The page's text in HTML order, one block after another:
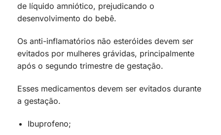
de líquido amniótico, prejudicando o
desenvolvimento do bebê.
Os anti-inflamatórios não esteróides devem ser
evitados por mulheres grávidas, principalmente
após o segundo trimestre de gestação.
Esses medicamentos devem ser evitados durante
a gestação.
Ibuprofeno;